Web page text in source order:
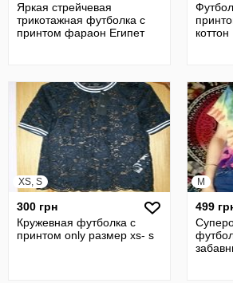
Яркая стрейчевая
трикотажная футболка с
принтом фараон Египет
коттон .
XS, S
300 грн
Кружевная футболка с
принтом only размер xs- s
M
499